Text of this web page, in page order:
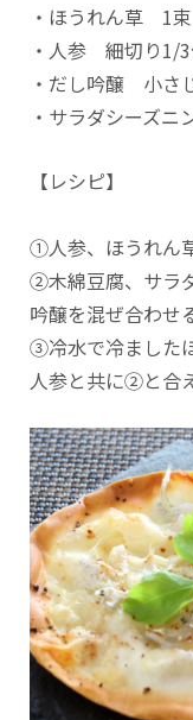
・ほうれん草 1束
・人参 細切り1/
・だし吟醸 小さ
・サラダシーズ
【レシピ】
①人参、ほうれん
②木綿豆腐、サラ
吟醸を混ぜ合わせ
③冷水で冷ました
人参と共に②と合